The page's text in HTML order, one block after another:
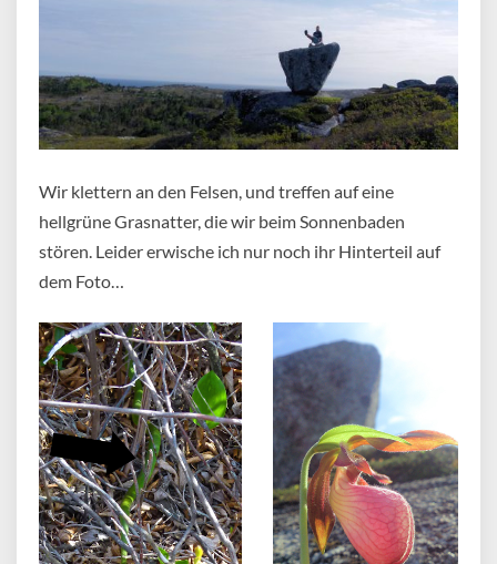
Wir klettern an den Felsen, und treffen auf eine
hellgrüne Grasnatter, die wir beim Sonnenbaden
stören. Leider erwische ich nur noch ihr Hinterteil auf
dem Foto…